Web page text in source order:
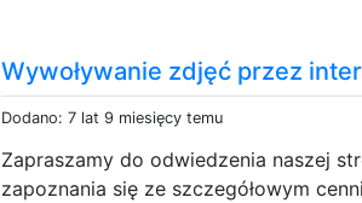
Wywoływanie zdjęć przez
Dodano: 7 lat 9 miesięcy temu
Zapraszamy do odwiedzenia naszej
zapoznania się ze szczegółowym